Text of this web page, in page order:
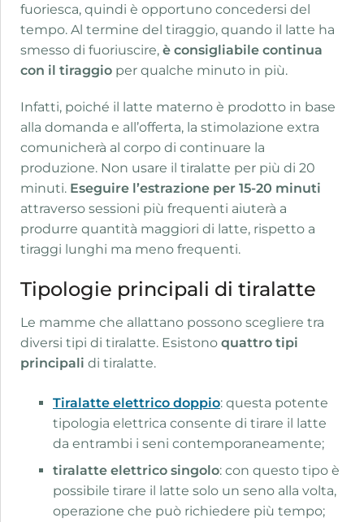
fuoriesca, quindi è opportuno concedersi del
tempo. Al termine del tiraggio, quando il latte ha
smesso di fuoriuscire, è consigliabile continua
con il tiraggio per qualche minuto in più.
Infatti, poiché il latte materno è prodotto in base
alla domanda e all’offerta, la stimolazione extra
comunicherà al corpo di continuare la
produzione. Non usare il tiralatte per più di 20
minuti. Eseguire l’estrazione per 15-20 minuti
attraverso sessioni più frequenti aiuterà a
produrre quantità maggiori di latte, rispetto a
tiraggi lunghi ma meno frequenti.
Tipologie principali di tiralatte
Le mamme che allattano possono scegliere tra
diversi tipi di tiralatte. Esistono quattro tipi
principali di tiralatte.
Tiralatte elettrico doppio: questa potente
tipologia elettrica consente di tirare il latte
da entrambi i seni contemporaneamente;
tiralatte elettrico singolo: con questo tipo è
possibile tirare il latte solo un seno alla volta,
operazione che può richiedere più tempo;